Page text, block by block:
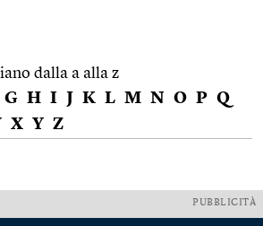
dalla a alla z
G H I J K L M N O P Q
X Y Z
PUBBLICITÀ